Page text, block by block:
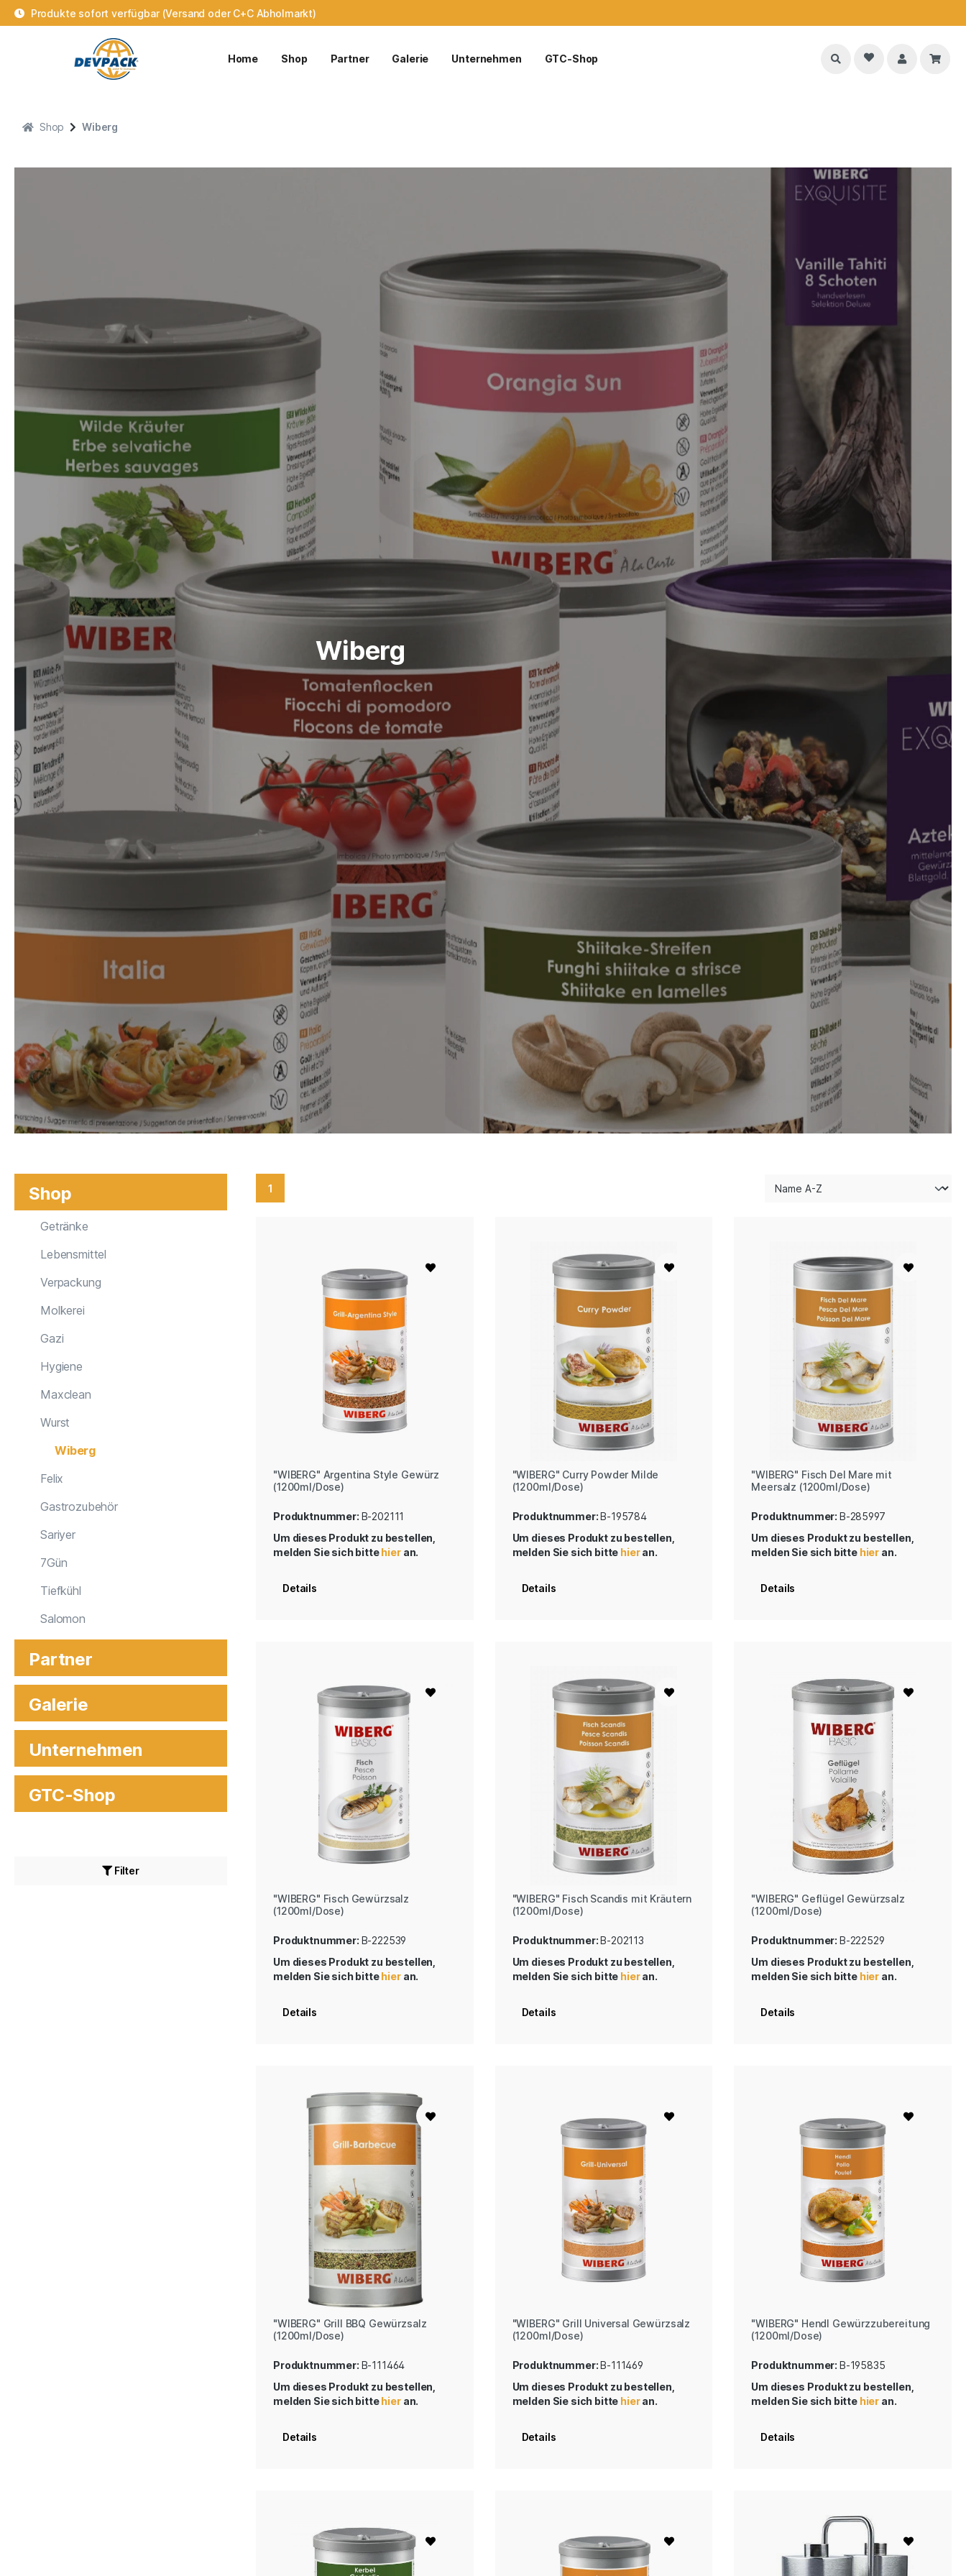
Produkte sofort verfügbar (Versand oder C+C Abholmarkt)
Home Shop Partner Galerie Unternehmen GTC-Shop
Shop Wiberg
Wiberg
Shop
Getränke
Lebensmittel
Verpackung
Molkerei
Gazi
Hygiene
Maxclean
Wurst
Wiberg
Felix
Gastrozubehör
Sariyer
7Gün
Tiefkühl
Salomon
Partner
Galerie
Unternehmen
GTC-Shop
Filter
1
"WIBERG" Argentina Style Gewürz
(1200ml/Dose)
Produktnummer: B-202111
Um dieses Produkt zu bestellen,
melden Sie sich bittehieran.
Details
"WIBERG" Curry Powder Milde
(1200ml/Dose)
Produktnummer:B-195784
Um dieses Produkt zu bestellen,
melden Sie sich bitte hieran.
Details
"WIBERG" Fisch Del Mare mit
Meersalz (1200ml/Dose)
Produktnummer: B-285997
Um dieses Produkt zu bestellen,
melden Sie sich bitte hier an.
Details
"WIBERG" Fisch Gewürzsalz
(1200ml/Dose)
Produktnummer: B-222539
Um dieses Produkt zu bestellen,
melden Sie sich bittehieran.
Details
"WIBERG" Fisch Scandis mit Kräutern
(1200ml/Dose)
Produktnummer:B-202113
Um dieses Produkt zu bestellen,
melden Sie sich bitte hieran.
Details
"WIBERG" Geflügel Gewürzsalz
(1200ml/Dose)
Produktnummer: B-222529
Um dieses Produkt zu bestellen,
melden Sie sich bitte hier an.
Details
"WIBERG" Grill BBQ Gewürzsalz
(1200ml/Dose)
Produktnummer: B-111464
Um dieses Produkt zu bestellen,
melden Sie sich bittehieran.
Details
"WIBERG" Grill Universal Gewürzsalz
(1200ml/Dose)
Produktnummer:B-111469
Um dieses Produkt zu bestellen,
melden Sie sich bitte hieran.
Details
"WIBERG" Hendl Gewürzzubereitung
(1200ml/Dose)
Produktnummer: B-195835
Um dieses Produkt zu bestellen,
melden Sie sich bitte hier an.
Details